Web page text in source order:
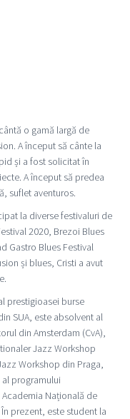
o gamă largă de
A început să cânte la
și a fost solicitat în
A început să predea
suflet aventuros.
la diverse festivaluri de
2020, Brezoi Blues
Gastro Blues Festival
și blues, Cristi a avut
prestigioasei burse
SUA, este absolvent al
din Amsterdam (CvA),
Jazz Workshop
Workshop din Praga,
programului
Națională de
prezent, este student la